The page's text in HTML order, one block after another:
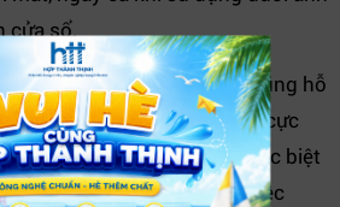
cửa sổ.
Dell ComfortView
tích hợp cũng hỗ
– giảm thiểu tác động tiêu cực
trong thời gian dài, đặc biệt
nhân viên văn phòng làm việc